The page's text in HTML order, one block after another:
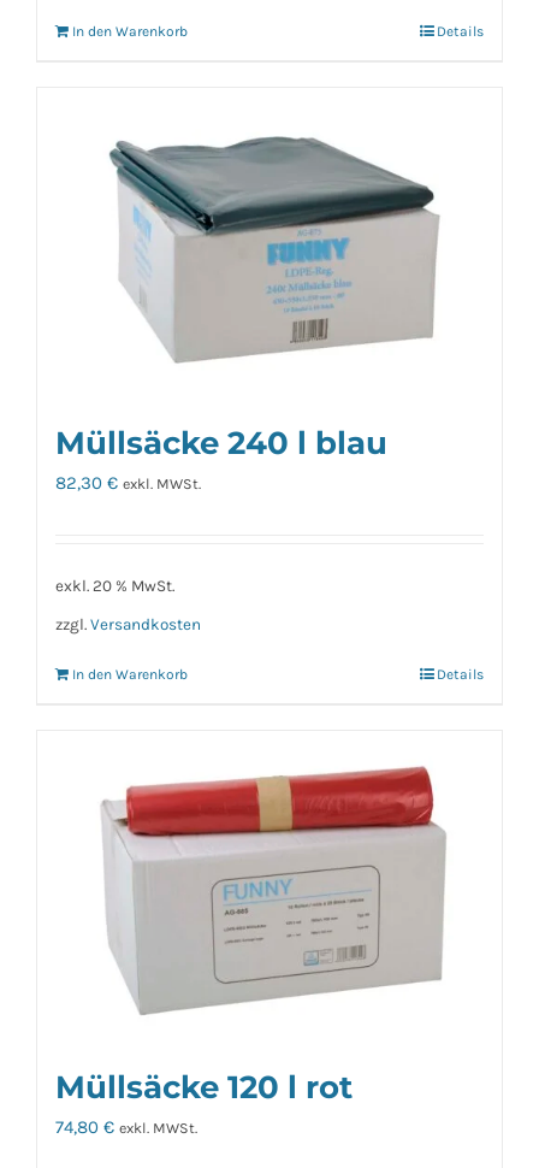
In den Warenkorb Details
Müllsäcke 240 l blau
82,30 € exkl. MWSt.
exkl. 20 % MwSt.
zzgl. Versandkosten
In den Warenkorb Details
Müllsäcke 120 l rot
74,80 € exkl. MWSt.